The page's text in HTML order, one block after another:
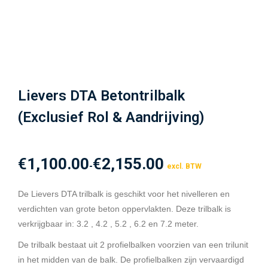
Lievers DTA Betontrilbalk
(exclusief Rol & Aandrijving)
€1,100.00-€2,155.00 excl. BTW
De Lievers DTA trilbalk is geschikt voor het nivelleren en
verdichten van grote beton oppervlakten. Deze trilbalk is
verkrijgbaar in: 3.2 , 4.2 , 5.2 , 6.2 en 7.2 meter.
De trilbalk bestaat uit 2 profielbalken voorzien van een trilunit
in het midden van de balk. De profielbalken zijn vervaardigd